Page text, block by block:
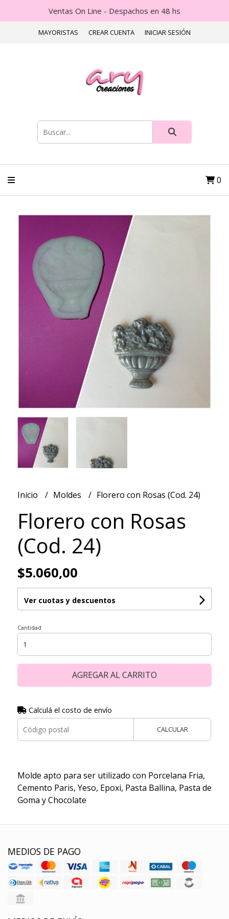
Ventas On Line - Despachos en 48 hs
MAYORISTAS CREAR CUENTA INICIAR SESIÓN
0
Inicio Moldes Florero con Rosas (Cod. 24)
Florero con Rosas
(Cod. 24)
$5.060,00
Ver cuotas y descuentos
Cantidad
AGREGAR AL CARRITO
Calculá el costo de envío
CALCULAR
Molde apto para ser utilizado con Porcelana Fria,
Cemento Paris, Yeso, Epoxi, Pasta Ballina, Pasta de
Goma y Chocolate
MEDIOS DE PAGO